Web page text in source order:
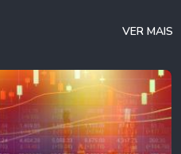
VER MAIS